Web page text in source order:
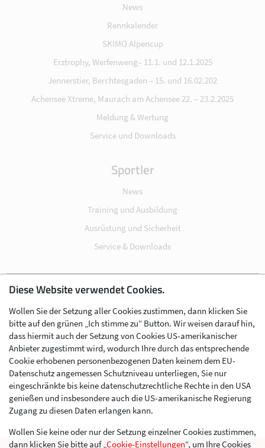
News
Rennkalender
SKIMO Alpencup
Erztrophy, Werfenweng– 11.1. und 12.1.2025
Jennerstier, Berchtesgaden – 15. und 16.02.202
Achensee Xtreme, Maurach am Achensee 22. – 23.2.2025
Meldung & Wertung
Service und Downloads
Sportler
News
Training und Ausbildung
Ausrüstung und Sicherheit
Service & Downloads
Impressum
Datenschutz
Cookie-Einstellungen
AGB
Kontakt
Werben im Skibergsteigen
Diese Website verwendet Cookies.
Wollen Sie der Setzung aller Cookies zustimmen, dann klicken Sie
bitte auf den grünen „Ich stimme zu“ Button. Wir weisen darauf hin,
dass hiermit auch der Setzung von Cookies US-amerikanischer
Anbieter zugestimmt wird, wodurch Ihre durch das entsprechende
Cookie erhobenen personenbezogenen Daten keinem dem EU-
Datenschutz angemessen Schutzniveau unterliegen, Sie nur
eingeschränkte bis keine datenschutzrechtliche Rechte in den USA
genießen und insbesondere auch die US-amerikanische Regierung
Zugang zu diesen Daten erlangen kann.
Wollen Sie keine oder nur der Setzung einzelner Cookies zustimmen,
dann klicken Sie bitte auf „Cookie-Einstellungen“, um Ihre Cookies